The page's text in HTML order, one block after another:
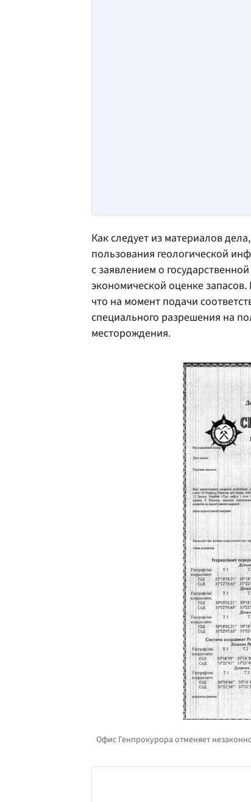
Как следует из материалов
пользования геологической
с заявлением о
экономической оценке
что на момент подачи
специального разрешения на
месторождения.